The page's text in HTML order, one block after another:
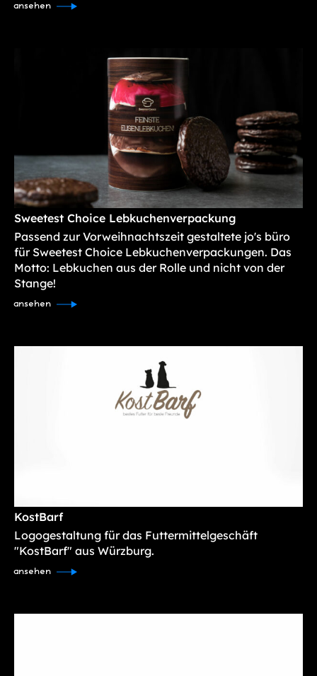
ansehen
Sweetest Choice Lebkuchenverpackung
Passend zur Vorweihnachtszeit gestaltete jo's büro
für Sweetest Choice Lebkuchenverpackungen. Das
Motto: Lebkuchen aus der Rolle und nicht von der
Stange!
ansehen
KostBarf
Logogestaltung für das Futtermittelgeschäft
"KostBarf" aus Würzburg.
ansehen